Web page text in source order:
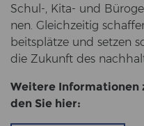
Schul-​, Kita- und
nen. Gleich­zei­tig
beits­plät­ze und set­zen
die Zu­kunft des
Wei­te­re In­for­ma­tio­nen
den Sie hier: